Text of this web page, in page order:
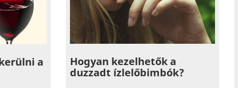
a Hogyan kezelhetők a
duzzadt ízlelőbimbók?